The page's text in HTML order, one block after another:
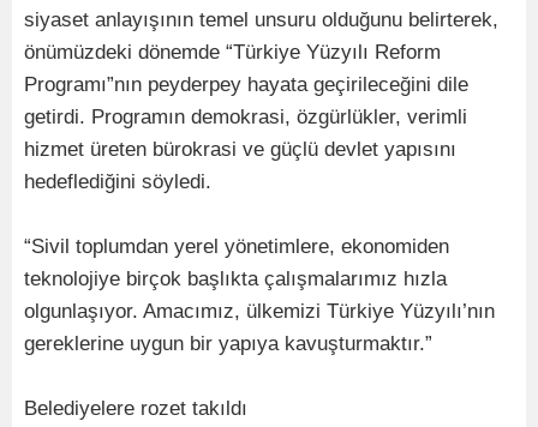
siyaset anlayışının temel unsuru olduğunu belirterek,
önümüzdeki dönemde “Türkiye Yüzyılı Reform
Programı”nın peyderpey hayata geçirileceğini dile
getirdi. Programın demokrasi, özgürlükler, verimli
hizmet üreten bürokrasi ve güçlü devlet yapısını
hedeflediğini söyledi.
“Sivil toplumdan yerel yönetimlere, ekonomiden
teknolojiye birçok başlıkta çalışmalarımız hızla
olgunlaşıyor. Amacımız, ülkemizi Türkiye Yüzyılı’nın
gereklerine uygun bir yapıya kavuşturmaktır.”
Belediyelere rozet takıldı